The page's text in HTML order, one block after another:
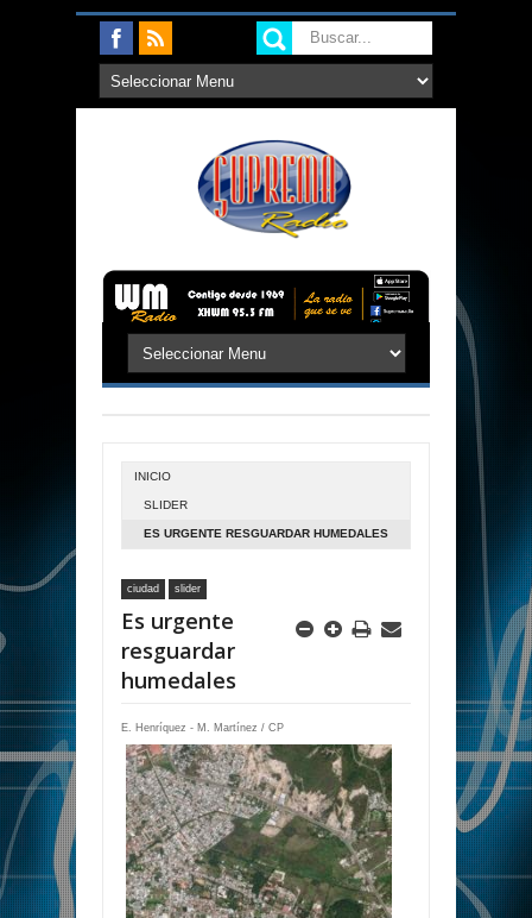
INICIO
SLIDER
ES URGENTE RESGUARDAR HUMEDALES
ciudad slider
Es urgente
resguardar
humedales
E. Henríquez - M. Martínez / CP